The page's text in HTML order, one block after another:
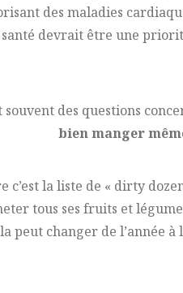
des maladies
devrait être une
souvent des questions
bien manger
c’est la liste de « dirty
tous ses fruits et
peut changer de l’année